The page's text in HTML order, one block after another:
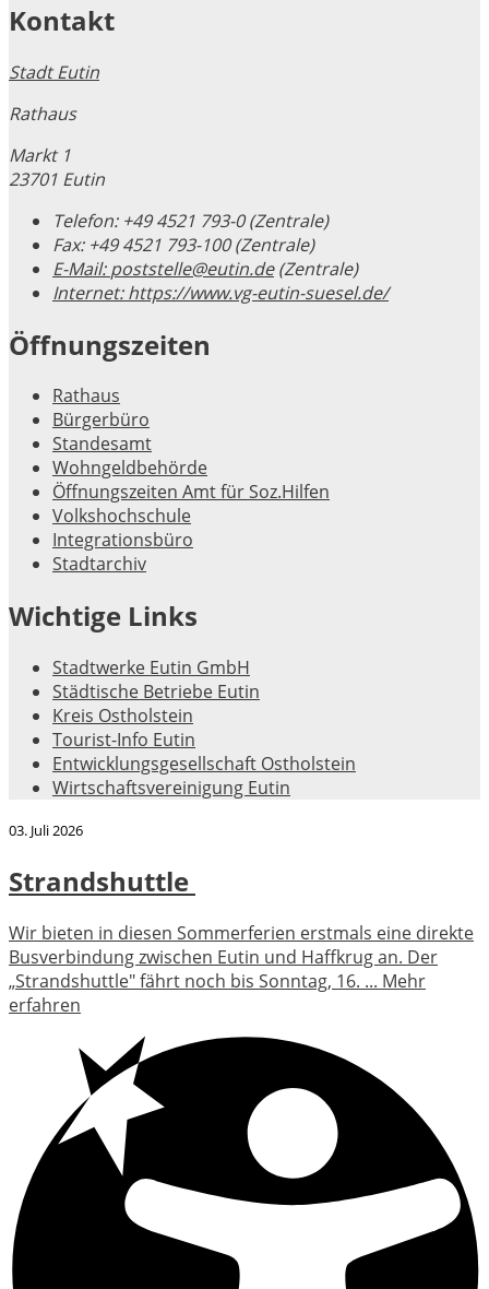
Kontakt
Stadt Eutin
Rathaus
Markt 1
23701 Eutin
Telefon: +49 4521 793-0 (Zentrale)
Fax: +49 4521 793-100 (Zentrale)
E-Mail:poststelle@eutin.de(Zentrale)
Internet:https://www.vg-eutin-suesel.de/
Öffnungszeiten
Rathaus
Bürgerbüro
Standesamt
Wohngeldbehörde
Öffnungszeiten Amt für Soz.Hilfen
Volkshochschule
Integrationsbüro
Stadtarchiv
Wichtige Links
Stadtwerke Eutin GmbH
Städtische Betriebe Eutin
Kreis Ostholstein
Tourist-Info Eutin
Entwicklungsgesellschaft Ostholstein
Wirtschaftsvereinigung Eutin
03. Juli 2026
Strandshuttle
Wir bieten in diesen Sommerferien erstmals eine direkte
Busverbindung zwischen Eutin und Haffkrug an. Der
„Strandshuttle" fährt noch bis Sonntag, 16. ... Mehr
erfahren